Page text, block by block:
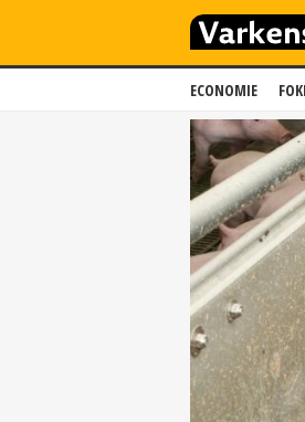
ECONOMIE